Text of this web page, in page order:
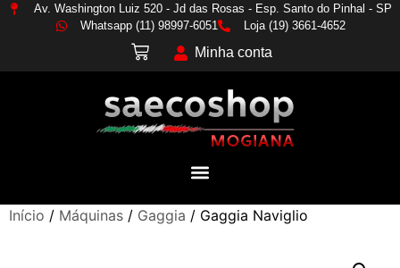
Av. Washington Luiz 520 - Jd das Rosas - Esp. Santo do Pinhal - SP
Whatsapp (11) 98997-6051
Loja (19) 3661-4652
Minha conta
Início / Máquinas / Gaggia / Gaggia Naviglio